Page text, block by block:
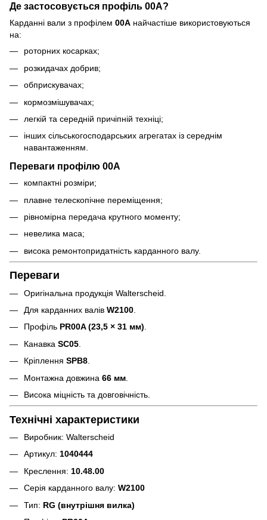
Де застосовується профіль 00A?
Карданні вали з профілем 00A найчастіше використовуються
на:
роторних косарках;
розкидачах добрив;
обприскувачах;
кормозмішувачах;
легкій та середній причіпній техніці;
інших сільськогосподарських агрегатах із середнім
навантаженням.
Переваги профілю 00A
компактні розміри;
плавне телескопічне переміщення;
рівномірна передача крутного моменту;
невелика маса;
висока ремонтопридатність карданного валу.
Переваги
Оригінальна продукція Walterscheid.
Для карданних валів W2100
Профіль PR00A (23,5 × 31 мм).
Канавка SC05
Кріплення SPB8.
Монтажна довжина 66 мм
Висока міцність та довговічність.
Технічні характеристики
Виробник: Walterscheid
Артикул: 1040444
Креслення: 10.48.00
Серія карданного валу: W2100
Тип: RG (внутрішня вилка)